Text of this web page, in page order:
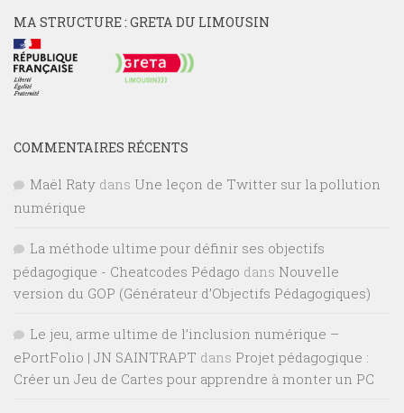
MA STRUCTURE : GRETA DU LIMOUSIN
COMMENTAIRES RÉCENTS
Maël Raty dans Une leçon de Twitter sur la pollution
numérique
La méthode ultime pour définir ses objectifs
pédagogique - Cheatcodes Pédago dans Nouvelle
version du GOP (Générateur d’Objectifs Pédagogiques)
Le jeu, arme ultime de l’inclusion numérique –
ePortFolio | JN SAINTRAPT dans Projet pédagogique :
Créer un Jeu de Cartes pour apprendre à monter un PC